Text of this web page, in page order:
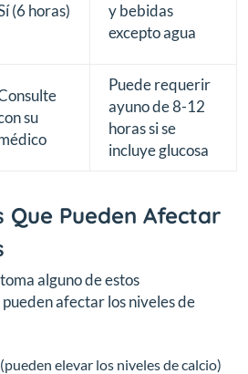
(6 horas)
y bebidas
excepto agua
su
Puede requerir
ayuno de 8-12
horas si se
incluye glucosa
Que Pueden Afectar
alguno de estos
afectar los niveles de
(pueden elevar los niveles de calcio)